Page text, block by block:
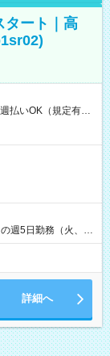
タート｜高
週5日勤務（火、水
有り！） ・ワンシ
詳細へ